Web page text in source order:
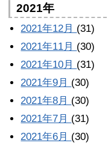
2021年
2021年12月 (31)
2021年11月 (30)
2021年10月 (31)
2021年9月 (30)
2021年8月 (30)
2021年7月 (31)
2021年6月 (30)